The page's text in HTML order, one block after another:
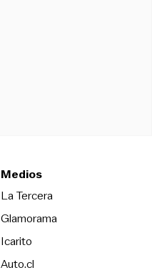
Medios
La TerceraOpens in new
Glamorama
Icarito
Auto.cl